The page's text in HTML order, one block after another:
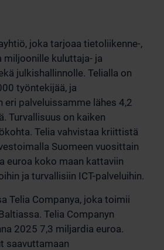
joka tarjoaa tietoliikenne-,
miljoonille kuluttaja- ja
julkishallinnolle. Telialla on
työntekijää, ja
eri palveluissamme lähes 4,2
Turvallisuus on kaiken
Telia vahvistaa kriittistä
Suomeen vuosittain
euroa koko maan kattaviin
ja turvallisiin ICT-palveluihin.
Telia Companya, joka toimii
Telia Companyn
2025 7,3 miljardia euroa.
saavuttamaan